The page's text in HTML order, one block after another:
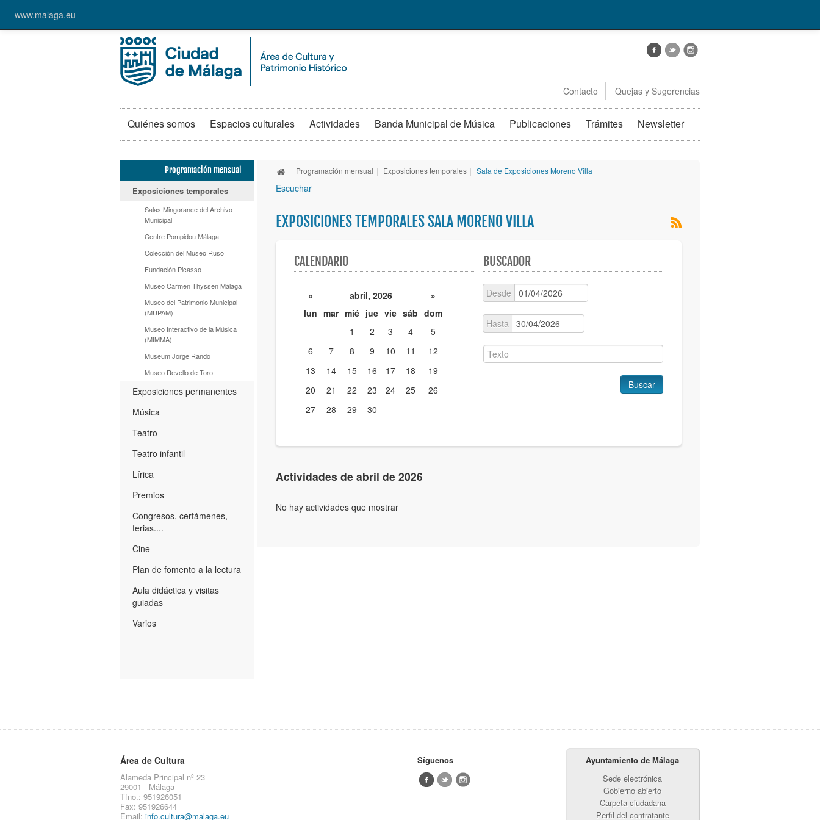
www.malaga.eu
Contacto Quejas y Sugerencias
Quiénes somos Espacios culturales Actividades Banda Municipal de Música Publicaciones Trámites Newsletter
Programación mensual
Exposiciones temporales
Salas Mingorance del Archivo
Municipal
Centre Pompidou Málaga
Colección del Museo Ruso
Fundación Picasso
Museo Carmen Thyssen Málaga
Museo del Patrimonio Municipal
(MUPAM)
Museo Interactivo de la Música
(MIMMA)
Museum Jorge Rando
Museo Revello de Toro
Exposiciones permanentes
Música
Teatro
Teatro infantil
Lírica
Premios
Congresos, certámenes,
ferias....
Cine
Plan de fomento a la lectura
Aula didáctica y visitas
guiadas
Varios
| Programación mensual | Exposiciones temporales | Sala de Exposiciones Moreno Villa
Escuchar
EXPOSICIONES TEMPORALES SALA MORENO VILLA
CALENDARIO
« abril, 2026
»
lun mar mié jue vie sáb dom
1
2 3 4
5
6
7 8 9 10 11
12
13
14 15 16 17 18
19
20
21 22 23 24 25
26
27
28 29 30
BUSCADOR
Desde
Hasta
Buscar
Actividades de abril de 2026
No hay actividades que mostrar
Área de Cultura
Alameda Principal nº 23
29001 - Málaga
Tfno.: 951926051
Fax: 951926644
Email: info.cultura@malaga.eu
Síguenos
Ayuntamiento de Málaga
Sede electrónica
Gobierno abierto
Carpeta ciudadana
Perfil del contratante